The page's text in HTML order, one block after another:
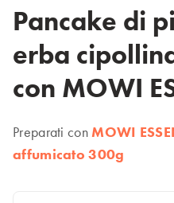
España
Español
France
Français
Italia
Polska
Polski
Sverige
Pancake di
erba
con MOWI
Preparati conMOWI
affumicato 300g